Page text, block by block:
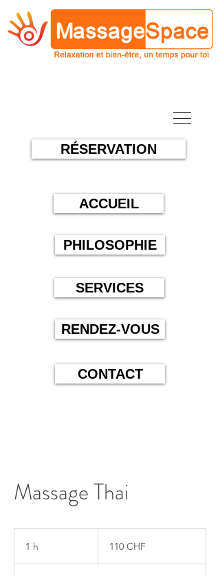
RÉSERVATION
ACCUEIL
PHILOSOPHIE
SERVICES
RENDEZ-VOUS
CONTACT
Massage Thai
1 h
suisses
110 CHF